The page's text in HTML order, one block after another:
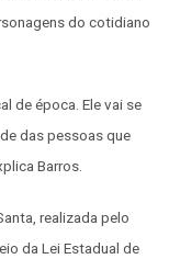
do cotidiano
de época. Ele vai se
das pessoas que
Barros.
realizada pelo
da Lei Estadual de